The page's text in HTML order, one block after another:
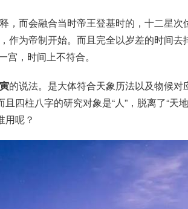
，而会融合当时帝王登基时的，十二星次
作为帝制开始。而且完全以岁差的时间去
宫，时间上不符合。
的说法。是大体符合天象历法以及物候对
四柱八字的研究对象是“人”，脱离了“天
用呢？